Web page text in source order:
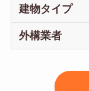
建物タイプ
外構業者